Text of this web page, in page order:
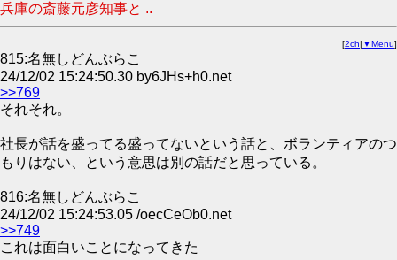
兵庫の斎藤元彦知事と ..
[2ch| ▼Menu]
815:名無しどんぶらこ
24/12/02 15:24:50.30 by6JHs+h0.net
>>769
それそれ。
社長が話を盛ってる盛ってないという話と、ボランティアのつ
もりはない、という意思は別の話だと思っている。
816:名無しどんぶらこ
24/12/02 15:24:53.05 /oecCeOb0.net
>>749
これは面白いことになってきた